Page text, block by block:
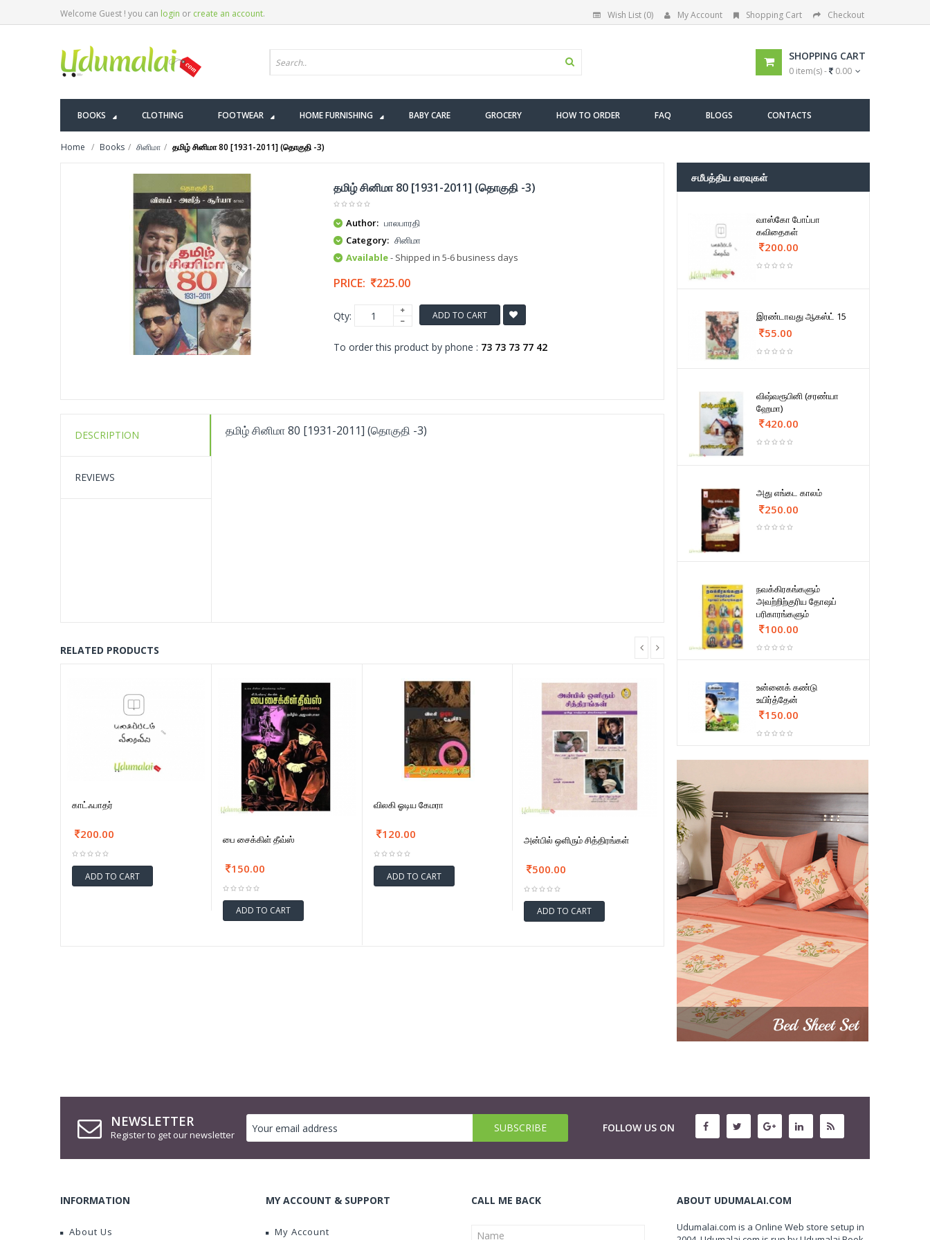
Welcome Guest ! you can login or create an account. Wish List (0) My Account Shopping Cart Checkout
SHOPPING CART
0 item(s) - 0.00
BOOKS CLOTHING FOOTWEAR HOME FURNISHING BABY CARE GROCERY HOW TO ORDER FAQ BLOGS CONTACTS
Home Books சினிமா தமிழ் சினிமா 80 [1931-2011] (தொகுதி -3)
தமிழ் சினிமா 80 [1931-2011] (தொகுதி -3)
Author: பாலபாரதி
Category: சினிமா
Available- Shipped in 5-6 business days
PRICE: 225.00
Qty: ADD TO CART
To order this product by phone : 73 73 73 77 42
DESCRIPTION
REVIEWS
தமிழ் சினிமா 80 [1931-2011] (தொகுதி -3)
RELATED PRODUCTS
காட்ஃபாதர்
200.00
ADD TO CART
பை சைக்கிள் தீவ்ஸ்
150.00
ADD TO CART
விலகி ஓடிய கேமரா
120.00
ADD TO CART
அன்பில் ஒளிரும் சித்திரங்கள்
500.00
ADD TO CART
சமீபத்திய வரவுகள்
வாஸ்கோ போப்பா
கவிதைகள்
200.00
இரண்டாவது ஆகஸ்ட் 15
55.00
விஷ்வரூபினி (சரண்யா
ஹேமா)
420.00
அது எங்கட காலம்
250.00
நவக்கிரகங்களும்
அவற்றிற்குரிய தோஷப்
பரிகாரங்களும்
100.00
உன்னைக் கண்டு
உயிர்த்தேன்
150.00
NEWSLETTER
Register to get our newsletter
FOLLOW US ON
INFORMATION
About Us
MY ACCOUNT & SUPPORT
My Account
CALL ME BACK ABOUT UDUMALAI.COM
Udumalai.com is a Online Web store setup in